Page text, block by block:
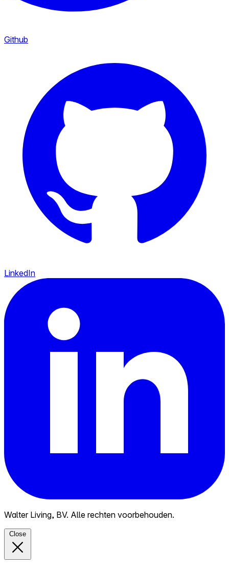
Github
LinkedIn
Walter Living, BV. Alle rechten voorbehouden.
Close